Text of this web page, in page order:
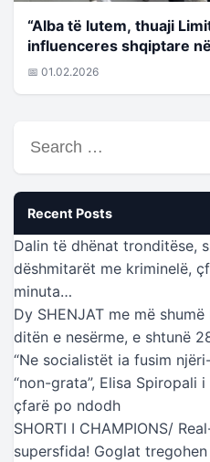
“Alba të lutem, thuaji
influenceres shqiptare
📅 01.02.2026
for:
Recent Posts
Dalin të dhënat tronditëse,
dëshmitarët me kriminelë,
minuta…
Dy SHENJAT me më
ditën e nesërme, e shtunë
“Ne socialistët ia fusim
“non-grata”, Elisa Spiropali
çfarë po ndodh
SHORTI I CHAMPIONS/
supersfida! Goglat